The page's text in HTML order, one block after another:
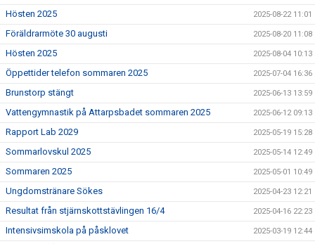
Hösten 2025 2025-08-22 11:01
Föräldrarmöte 30 augusti 2025-08-20 11:08
Hösten 2025 2025-08-04 10:13
Öppettider telefon sommaren 2025 2025-07-04 16:36
Brunstorp stängt 2025-06-13 13:59
Vattengymnastik på Attarpsbadet sommaren 2025 2025-06-12 09:13
Rapport Lab 2029 2025-05-19 15:28
Sommarlovskul 2025 2025-05-14 12:49
Sommaren 2025 2025-05-01 10:49
Ungdomstränare Sökes 2025-04-23 12:21
Resultat från stjärnskottstävlingen 16/4 2025-04-16 22:23
Intensivsimskola på påsklovet 2025-03-19 12:44